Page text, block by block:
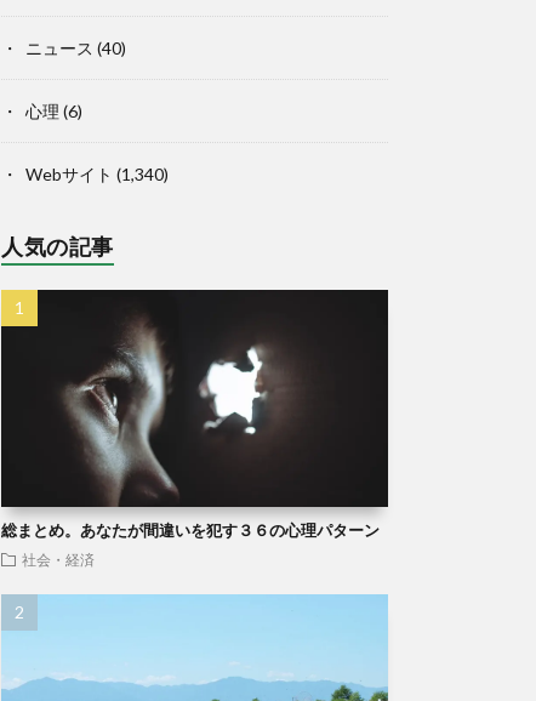
ニュース (40)
心理 (6)
Webサイト (1,340)
人気の記事
総まとめ。あなたが間違いを犯す３６の心理パターン
社会・経済